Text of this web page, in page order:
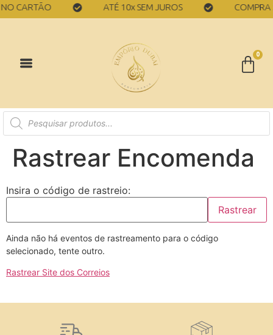
CARTÃO ATÉ 10x SEM JUROS COMPRA
0
Rastrear Encomenda
Insira o código de rastreio:
Rastrear
Ainda não há eventos de rastreamento para o código
selecionado, tente outro.
Rastrear Site dos Correios